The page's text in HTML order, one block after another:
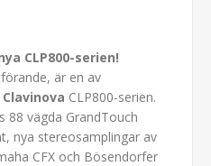
CLP800-serien!
är en av
CLP800-serien.
88 vägda GrandTouch
nya stereosamplingar av
CFX och Bösendorfer